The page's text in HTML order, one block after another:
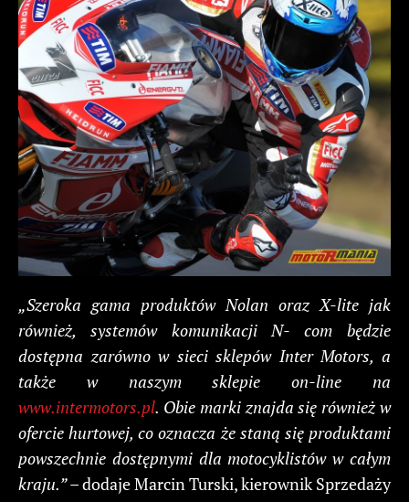
„Szeroka gama produktów Nolan oraz X-lite jak
również, systemów komunikacji N- com będzie
dostępna zarówno w sieci sklepów Inter Motors, a
także w naszym sklepie on-line na
www.intermotors.pl. Obie marki znajda się również w
ofercie hurtowej, co oznacza że staną się produktami
powszechnie dostępnymi dla motocyklistów w całym
kraju.”– dodaje Marcin Turski, kierownik Sprzedaży